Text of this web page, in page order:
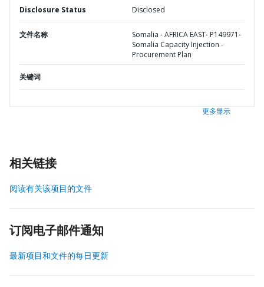
Disclosure Status Disclosed
文件名称
Somalia - AFRICA EAST- P149971-
Somalia Capacity Injection -
Procurement Plan
关键词
更多显示
相关链接
阅读有关该项目的文件
订阅电子邮件通知
最新项目和文件的每日更新